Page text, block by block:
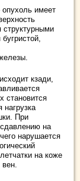
имеет
структурными
кзади,
становится
При
на
нарушается
на коже